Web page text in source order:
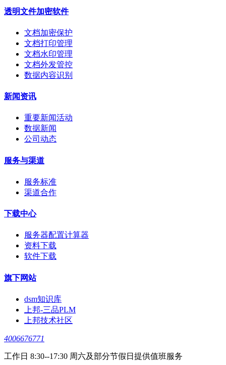
透明文件加密软件
文档加密保护
文档打印管理
文档水印管理
文档外发管控
数据内容识别
新闻资讯
重要新闻活动
数据新闻
公司动态
服务与渠道
服务标准
渠道合作
下载中心
服务器配置计算器
资料下载
软件下载
旗下网站
dsm知识库
上邦-三品PLM
上邦技术社区
4006676771
工作日 8:30--17:30 周六及部分节假日提供值班服务